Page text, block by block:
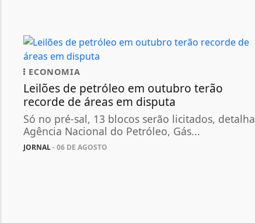
ECONOMIA
Leilões de petróleo em outubro terão
recorde de áreas em disputa
Só no pré-sal, 13 blocos serão licitados, detalha
Agência Nacional do Petróleo, Gás...
JORNAL- 06 DE AGOSTO